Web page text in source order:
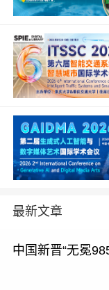
最新文章
中国新晋“无冕